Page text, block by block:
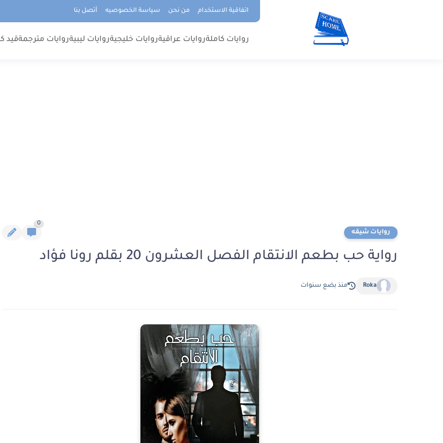
اتفاقية الاستخدام من نحن سياسة الخصوصيه أتصل بنا
روايات كاملةروايات عراقيةروايات خليجيةروايات ليبيةروايات مترجمةقيد
روايات شيقه
0
رواية حب بطعم الانتقام الفصل العشرون 20 بقلم رونا فؤاد
Roka منذ بضع سنوات